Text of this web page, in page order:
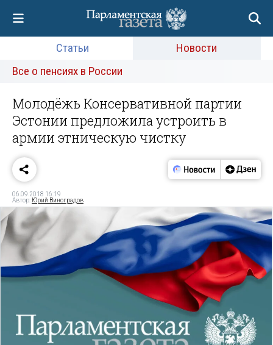
Статьи
Новости
Все о пенсиях в России
Молодёжь Консервативной партии
Эстонии предложила устроить в
армии этническую чистку
06.09.2018 16:19
Автор: Юрий Виноградов